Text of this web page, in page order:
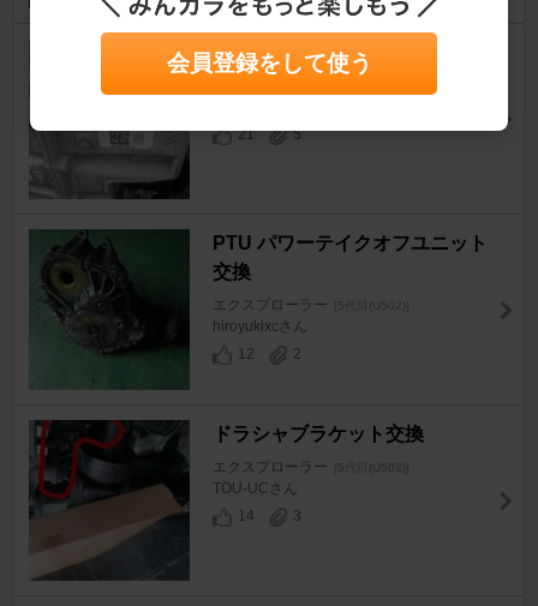
ATF交換
21
5
PTU パワーテイクオフユニット
交換
エクスプローラー [5代目(U502)]
hiroyukixcさん
12
2
ドラシャブラケット交換
エクスプローラー [5代目(U502)]
TOU-UCさん
14
3
会員登録をして使う